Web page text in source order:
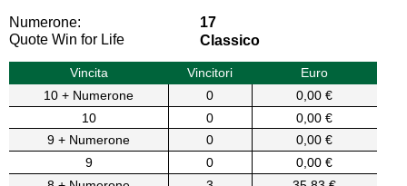
Numerone:
17
Quote Win for Life
Classico
Vincita Vincitori
Euro
10 + Numerone
0
0,00 €
10
0
0,00 €
9 + Numerone
0
0,00 €
9
0
0,00 €